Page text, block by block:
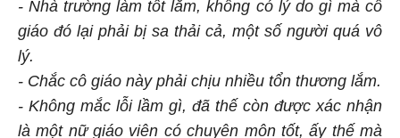
giáo đó lại phải bị sa thải cả, một số người quá vô
lý.
- Chắc cô giáo này phải chịu nhiều tổn thương lắm.
- Không mắc lỗi lầm gì, đã thế còn được xác nhận
là một nữ giáo viên có chuyên môn tốt, ấy thế mà